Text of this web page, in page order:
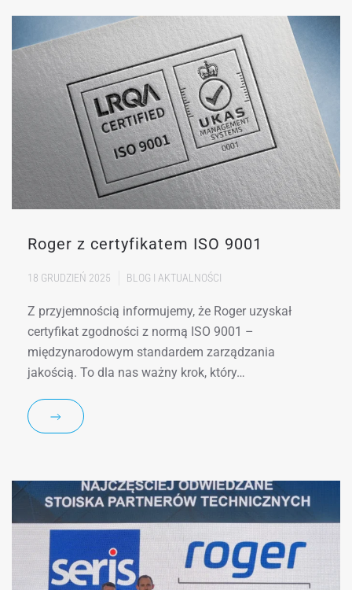
Roger z certyfikatem ISO 9001
18 GRUDZIEŃ 2025 BLOG I AKTUALNOŚCI
Z przyjemnością informujemy, że Roger uzyskał
certyfikat zgodności z normą ISO 9001 –
międzynarodowym standardem zarządzania
jakością. To dla nas ważny krok, który…